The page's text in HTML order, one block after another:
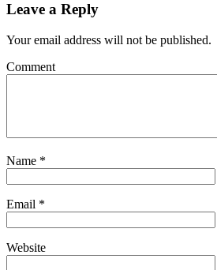
Leave a Reply
Your email address will not be published.
Comment
Name *
Email *
Website